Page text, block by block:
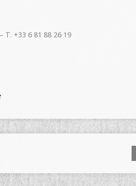
T. +33 6 81 88 26 19